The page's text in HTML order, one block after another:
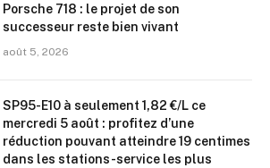
Porsche 718 : le projet de son
successeur reste bien vivant
août 5, 2026
SP95-E10 à seulement 1,82 €/L ce
mercredi 5 août : profitez d’une
réduction pouvant atteindre 19 centimes
dans les stations-service les plus